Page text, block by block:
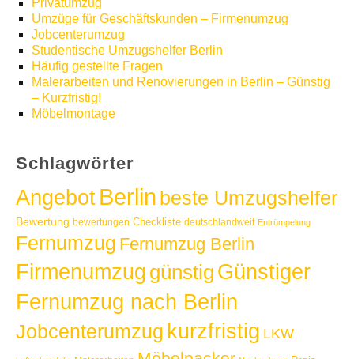
Umzüge für Geschäftskunden – Firmenumzug
Jobcenterumzug
Studentische Umzugshelfer Berlin
Häufig gestellte Fragen
Malerarbeiten und Renovierungen in Berlin – Günstig
– Kurzfristig!
Möbelmontage
Schlagwörter
AngebotBerlin beste Umzugshelfer
Bewertung bewertungen Checkliste deutschlandweit Entrümpelung
Fernumzug Fernumzug Berlin
Firmenumzug günstig Günstiger
Fernumzug nach Berlin
Jobcenterumzug kurzfristig LKW